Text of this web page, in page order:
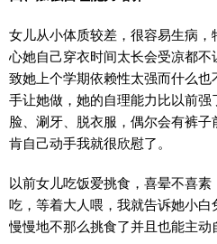
女儿从小体质较差，很容易生病
心她自己穿衣时间太长会受凉都
致她上个学期依赖性太强而什么
手让她做，她的自理能力比以前
脸、涮牙、脱衣服，偶尔会有裤子
肯自己动手我就很欣慰了。
以前女儿吃饭爱挑食，喜晕不喜
吃，等着大人喂，我就告诉她小
慢慢地不那么挑食了并且也能主动